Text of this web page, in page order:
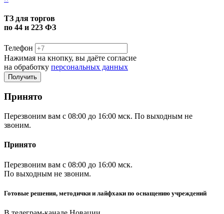
ТЗ для торгов
по 44 и 223 ФЗ
Телефон
Нажимая на кнопку, вы даёте согласие
на обработку персональных данных
Принято
Перезвоним вам с 08:00 до 16:00 мск. По выходным не
звоним.
Принято
Перезвоним вам с 08:00 до 16:00 мск.
По выходным не звоним.
Готовые решения, методички и лайфхаки по оснащению учреждений